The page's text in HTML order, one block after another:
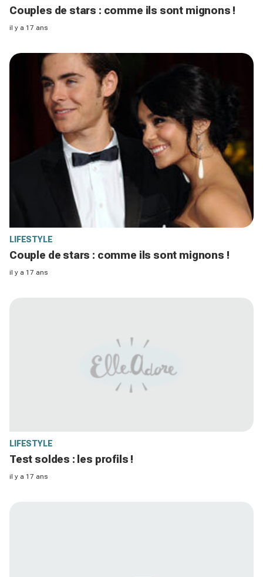
Couples de stars : comme ils sont mignons !
il y a 17 ans
LIFESTYLE
Couple de stars : comme ils sont mignons !
il y a 17 ans
LIFESTYLE
Test soldes : les profils !
il y a 17 ans